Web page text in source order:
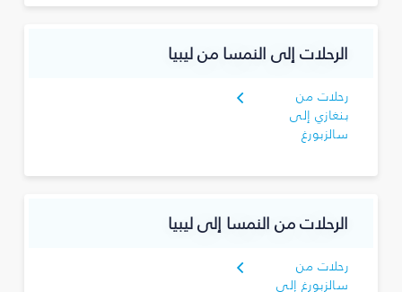
الرحلات إلى النمسا من ليبيا
رحلات من
بنغازي إلى
سالزبورغ
الرحلات من النمسا إلى ليبيا
رحلات من
سالزبورغ إلى